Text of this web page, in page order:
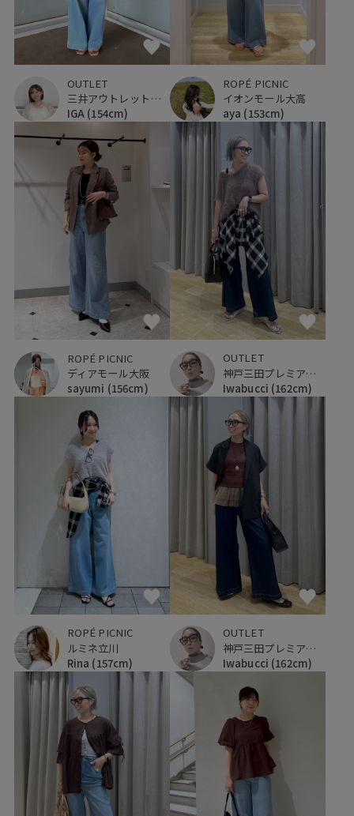
OUTLET
三井アウトレットパーク 入間
IGA (154cm)
ROPÉ PICNIC
イオンモール大高
aya (153cm)
ROPÉ PICNIC
ディアモール大阪
sayumi (156cm)
OUTLET
神戸三田プレミアム・アウトレット
Iwabucci (162cm)
ROPÉ PICNIC
ルミネ立川
Rina (157cm)
OUTLET
神戸三田プレミアム・アウトレット
Iwabucci (162cm)